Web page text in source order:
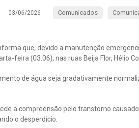
03/06/2026 Comunicados
que, devido a manutenção
feira (03.06), nas ruas Beija Flor, Hélio
de água seja gradativamente
a compreensão pelo transtorno
o desperdício.